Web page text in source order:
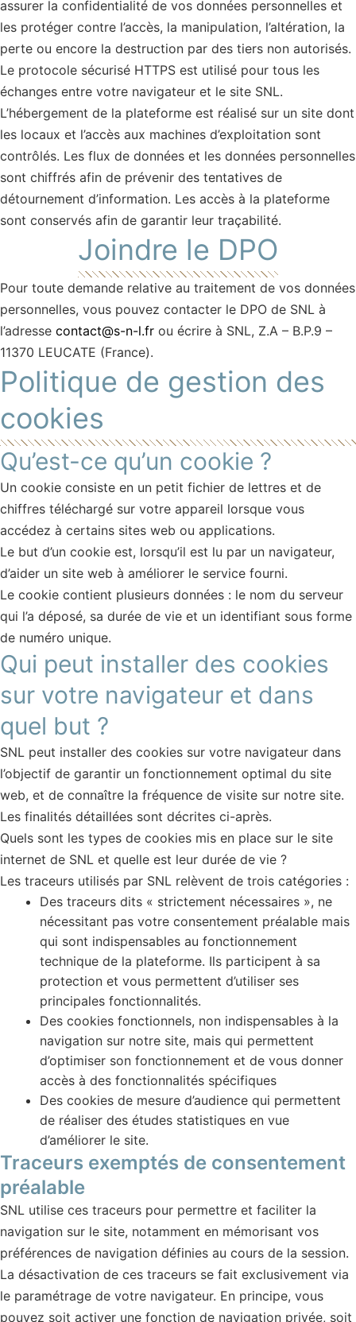
assurer la confidentialité de vos données personnelles et
les protéger contre l’accès, la manipulation, l’altération, la
perte ou encore la destruction par des tiers non autorisés.
Le protocole sécurisé HTTPS est utilisé pour tous les
échanges entre votre navigateur et le site SNL.
L’hébergement de la plateforme est réalisé sur un site dont
les locaux et l’accès aux machines d’exploitation sont
contrôlés. Les flux de données et les données personnelles
sont chiffrés afin de prévenir des tentatives de
détournement d’information. Les accès à la plateforme
sont conservés afin de garantir leur traçabilité.
Joindre le DPO
Pour toute demande relative au traitement de vos données
personnelles, vous pouvez contacter le DPO de SNL à
l’adresse contact@s-n-l.fr ou écrire à SNL, Z.A – B.P.9 –
11370 LEUCATE (France).
Politique de gestion des
cookies
Qu’est-ce qu’un cookie ?
Un cookie consiste en un petit fichier de lettres et de
chiffres téléchargé sur votre appareil lorsque vous
accédez à certains sites web ou applications.
Le but d’un cookie est, lorsqu’il est lu par un navigateur,
d’aider un site web à améliorer le service fourni.
Le cookie contient plusieurs données : le nom du serveur
qui l’a déposé, sa durée de vie et un identifiant sous forme
de numéro unique.
Qui peut installer des cookies
sur votre navigateur et dans
quel but ?
SNL peut installer des cookies sur votre navigateur dans
l’objectif de garantir un fonctionnement optimal du site
web, et de connaître la fréquence de visite sur notre site.
Les finalités détaillées sont décrites ci-après.
Quels sont les types de cookies mis en place sur le site
internet de SNL et quelle est leur durée de vie ?
Les traceurs utilisés par SNL relèvent de trois catégories :
Des traceurs dits « strictement nécessaires », ne
nécessitant pas votre consentement préalable mais
qui sont indispensables au fonctionnement
technique de la plateforme. Ils participent à sa
protection et vous permettent d’utiliser ses
principales fonctionnalités.
Des cookies fonctionnels, non indispensables à la
navigation sur notre site, mais qui permettent
d’optimiser son fonctionnement et de vous donner
accès à des fonctionnalités spécifiques
Des cookies de mesure d’audience qui permettent
de réaliser des études statistiques en vue
d’améliorer le site.
Traceurs exemptés de consentement
préalable
SNL utilise ces traceurs pour permettre et faciliter la
navigation sur le site, notamment en mémorisant vos
préférences de navigation définies au cours de la session.
La désactivation de ces traceurs se fait exclusivement via
le paramétrage de votre navigateur. En principe, vous
pouvez soit activer une fonction de navigation privée, soit